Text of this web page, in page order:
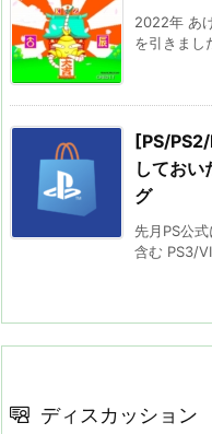
2022年 あ
を引きまし
[PS/
しておい
グ
先月PS公
含む PS3/
ディスカッション